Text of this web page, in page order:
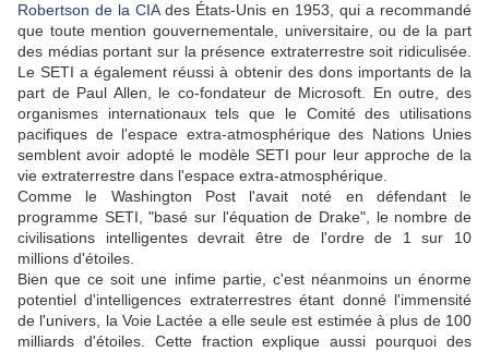
Robertson de la CIAdes États-Unis en 1953, qui a recommandé
que toute mention gouvernementale, universitaire, ou de la part
des médias portant sur la présence extraterrestre soit ridiculisée.
Le SETI a également réussi à obtenir des dons importants de la
part de Paul Allen, le co-fondateur deMicrosoft. En outre, des
organismes internationaux tels que le Comité des utilisations
pacifiques de l'espace extra-atmosphérique des Nations Unies
semblent avoir adopté le modèle SETI pour leur approche de la
vie extraterrestre dans l'espace extra-atmosphérique.
Comme le Washington Post l'avait noté en défendant le
programme SETI, "basé sur l'équation de Drake", le nombre de
civilisations intelligentes devrait être de l'ordre de 1 sur 10
millions d'étoiles.
Bien que ce soit une infime partie, c'est néanmoins un énorme
potentiel d'intelligences extraterrestres étant donné l'immensité
de l'univers, la Voie Lactée a elle seule est estimée à plus de 100
milliards d'étoiles.
Cette fraction explique aussi pourquoi des